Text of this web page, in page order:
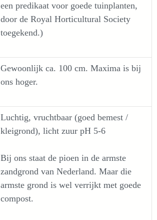
een predikaat voor goede tuinplanten,
door de Royal Horticultural Society
toegekend.)
Gewoonlijk ca. 100 cm. Maxima is bij
ons hoger.
Luchtig, vruchtbaar (goed bemest /
kleigrond), licht zuur pH 5-6
Bij ons staat de pioen in de armste
zandgrond van Nederland. Maar die
armste grond is wel verrijkt met goede
compost.